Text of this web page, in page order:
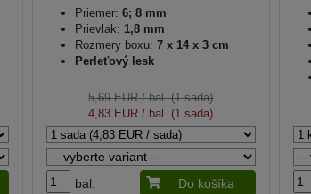
Priemer: 6; 8 mm
Prievlak: 1,8 mm
Rozmery boxu: 7 x 14 x 3 cm
Perleťový lesk
5,69 EUR/ bal. (1 sada)
4,83 EUR / bal. (1 sada)
bal. Do košíka